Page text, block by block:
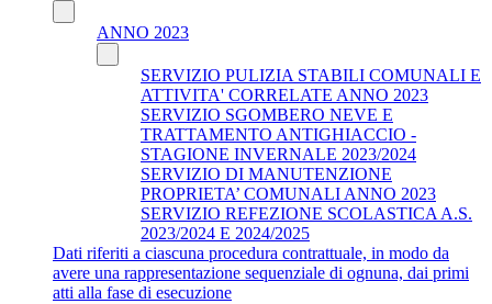
ANNO 2023
SERVIZIO PULIZIA STABILI COMUNALI E
ATTIVITA' CORRELATE ANNO 2023
SERVIZIO SGOMBERO NEVE E
TRATTAMENTO ANTIGHIACCIO -
STAGIONE INVERNALE 2023/2024
SERVIZIO DI MANUTENZIONE
PROPRIETA’ COMUNALI ANNO 2023
SERVIZIO REFEZIONE SCOLASTICA A.S.
2023/2024 E 2024/2025
Dati riferiti a ciascuna procedura contrattuale, in modo da
avere una rappresentazione sequenziale di ognuna, dai primi
atti alla fase di esecuzione